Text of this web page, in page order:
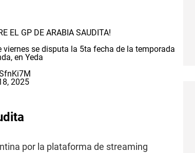
EL GP DE ARABIA SAUDITA!
se disputa la 5ta fecha de la temporada
en Yeda
2025
por la plataforma de streaming